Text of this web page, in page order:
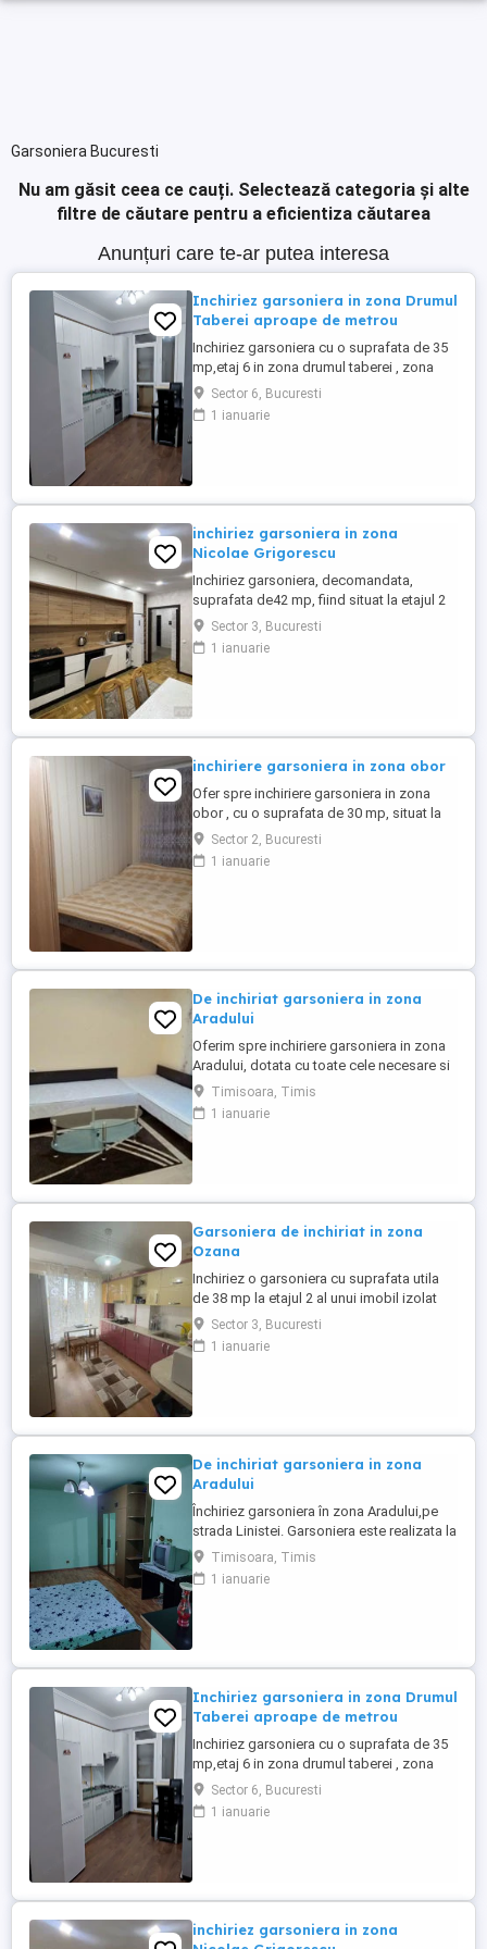
Garsoniera Bucuresti
Nu am găsit ceea ce cauți. Selectează categoria și alte
filtre de căutare pentru a eficientiza căutarea
Anunțuri care te-ar putea interesa
Inchiriez garsoniera in zona Drumul
Taberei aproape de metrou
Inchiriez garsoniera cu o suprafata de 35
mp,etaj 6 in zona drumul taberei , zona
favorit in apropierea mai multor magazine,
restaurante, cabinete medicale si statii de
mijloace de transport in comun.
Sector 6, Bucuresti
1 ianuarie
inchiriez garsoniera in zona
Nicolae Grigorescu
Inchiriez garsoniera, decomandata,
suprafata de42 mp, fiind situat la etajul 2
dintr-un bloc de 5 etaje. Garsoniera situata
in zona Nicolae grigorescu, este situata in
apropierea mijloacelor de transport.
Sector 3, Bucuresti
1 ianuarie
inchiriere garsoniera in zona obor
Ofer spre inchiriere garsoniera in zona
obor , cu o suprafata de 30 mp, situat la
etajul 3, aproape de piata obor, farmacii,
liceu, servicii farmaceutice, magazine
alimentare si cel mai important, aproape
Sector 2, Bucuresti
1 ianuarie
De inchiriat garsoniera in zona
Aradului
Oferim spre inchiriere garsoniera in zona
Aradului, dotata cu toate cele necesare si
cu o suprafata de 30 mp. Detine centrala
propie,aer conditionat, este complet
utilata si mobilata. Se afla la prima sa
Timisoara, Timis
1 ianuarie
Garsoniera de inchiriat in zona
Ozana
Inchiriez o garsoniera cu suprafata utila
de 38 mp la etajul 2 al unui imobil izolat
termic cu doar 8 niveluri. Acesta se afla in
zona Ozana, in imediata apropiere a
mijloacelor de tansport in comun,
Sector 3, Bucuresti
1 ianuarie
De inchiriat garsoniera in zona
Aradului
Închiriez garsoniera în zona Aradului,pe
strada Linistei. Garsoniera este realizata la
confort sporit,situata in bloc de
apartamente. Beneficiaza de toate
dotarile. Este situata la etajul 3 cu o
Timisoara, Timis
1 ianuarie
Inchiriez garsoniera in zona Drumul
Taberei aproape de metrou
Inchiriez garsoniera cu o suprafata de 35
mp,etaj 6 in zona drumul taberei , zona
favorit in apropierea mai multor magazine,
restaurante, cabinete medicale si statii de
mijloace de transport in comun.
Sector 6, Bucuresti
1 ianuarie
inchiriez garsoniera in zona